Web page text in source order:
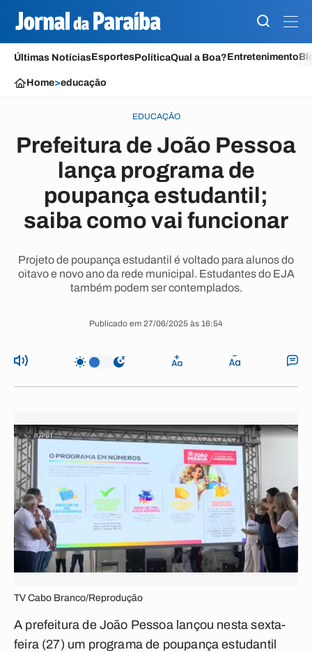
Últimas NotíciasEsportesPolíticaQual a Boa?Entretenimento
Home>educação
EDUCAÇÃO
Prefeitura de João Pessoa
lança programa de
poupança estudantil;
saiba como vai funcionar
Projeto de poupança estudantil é voltado para alunos do
oitavo e novo ano da rede municipal. Estudantes do EJA
também podem ser contemplados.
Publicado em 27/06/2025 às 16:54
TV Cabo Branco/Reprodução
A prefeitura de João Pessoa lançou nesta sexta-
feira (27) um programa de poupança estudantil